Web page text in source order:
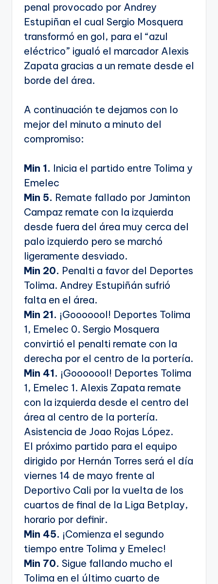
penal provocado por Andrey
Estupiñan el cual Sergio Mosquera
transformó en gol, para el “azul
eléctrico” igualó el marcador Alexis
Zapata gracias a un remate desde el
borde del área.
A continuación te dejamos con lo
mejor del minuto a minuto del
compromiso:
Min 1. Inicia el partido entre Tolima y
Emelec
Min 5. Remate fallado por Jaminton
Campaz remate con la izquierda
desde fuera del área muy cerca del
palo izquierdo pero se marchó
ligeramente desviado.
Min 20. Penalti a favor del Deportes
Tolima. Andrey Estupiñán sufrió
falta en el área.
Min 21. ¡Gooooool! Deportes Tolima
1, Emelec 0. Sergio Mosquera
convirtió el penalti remate con la
derecha por el centro de la portería.
Min 41. ¡Gooooool! Deportes Tolima
1, Emelec 1. Alexis Zapata remate
con la izquierda desde el centro del
área al centro de la portería.
Asistencia de Joao Rojas López.
El próximo partido para el equipo
dirigido por Hernán Torres será el día
viernes 14 de mayo frente al
Deportivo Cali por la vuelta de los
cuartos de final de la Liga Betplay,
horario por definir.
Min 45. ¡Comienza el segundo
tiempo entre Tolima y Emelec!
Min 70. Sigue fallando mucho el
Tolima en el último cuarto de